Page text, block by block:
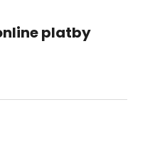
platby